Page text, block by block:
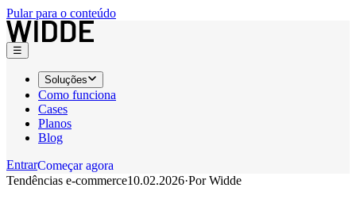
Pular para o conteúdo
☰
Soluções
Como funciona
Cases
Planos
Blog
EntrarC
C
o
o
m
m
e
e
ç
ç
a
a
r
r
a
a
g
g
o
o
r
r
a
a
Tendências e-commerce10.02.2026·PorWidde